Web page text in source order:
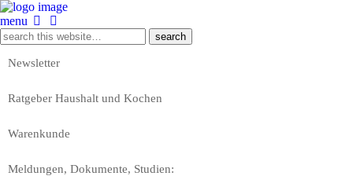
menu
Newsletter
Ratgeber Haushalt und Kochen
Warenkunde
Meldungen, Dokumente, Studien: